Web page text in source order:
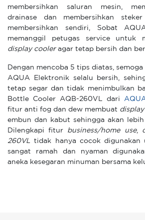
membersihkan saluran mesin,
drainase dan membersihkan
membersihkan sendiri, Sobat
memanggil petugas service untuk
display cooleragar tetap bersih dan
Dengan mencoba 5 tips diatas, semoga
AQUA Elektronik selalu bersih,
tetap segar dan tidak menimbulkan
Bottle Cooler AQB-260VL dari
fitur anti fog dan dew membuat
embun dan kabut sehingga akan lebih
Dilengkapi fitur business/home use,
260VL
tidak hanya cocok digunakan
sangat ramah dan nyaman
aneka kesegaran minuman bersama